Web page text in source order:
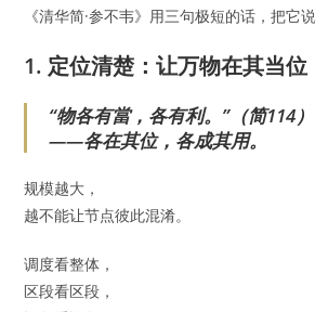
《清华简·参不韦》用三句极短的话，把它说
1. 定位清楚：让万物在其当位
“物各有當，各有利。”（简114）
——各在其位，各成其用。
规模越大，
越不能让节点彼此混淆。
调度看整体，
区段看区段，